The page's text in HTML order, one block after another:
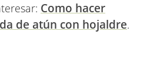
Como hacer
de atún con hojaldre.